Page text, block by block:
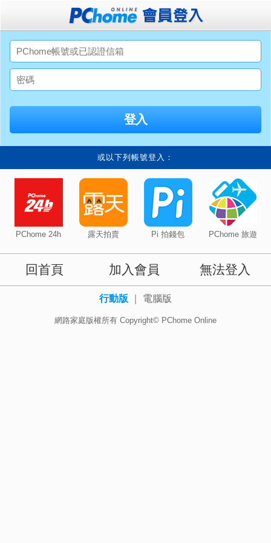
或以下列帳號登入：
PChome 24h 露天拍賣 Pi 拍錢包 PChome 旅遊
回首頁 加入會員 無法登入
行動版 電腦版
網路家庭版權所有 Copyright© PChome Online